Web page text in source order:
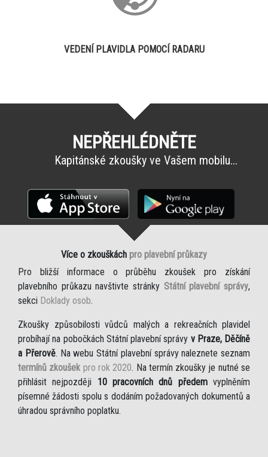
VEDENÍ PLAVIDLA POMOCÍ RADARU
NEPŘEHLÉDNĚTE
Kapitánské zkoušky ve Vašem mobilu...
Více o zkouškách pro plavební průkazy
Pro bližší informace o průběhu zkoušek pro získání
plavebního průkazu navštivte stránky Státní plavební správy,
sekci Doklady osob.
Zkoušky způsobilosti vůdců malých a rekreačních plavidel
probíhají na pobočkách Státní plavební správy v Praze, Děčíně
a Přerově. Na webu Státní plavební správy naleznete seznam
termínů zkoušek pro rok 2020. Na termín zkoušky je nutné se
přihlásit nejpozději 10 pracovních dnů předemvyplněním
písemné žádosti spolu s dodáním požadovaných dokumentů a
úhradou správního poplatku.